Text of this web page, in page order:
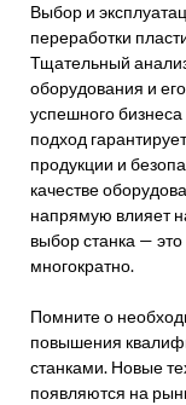
Выбор и
переработки
Тщательный
оборудования и
успешного
подход
продукции и
качестве
напрямую влияет
выбор станка —
многократно.
Помните о
повышения
станками. Новые
появляются на